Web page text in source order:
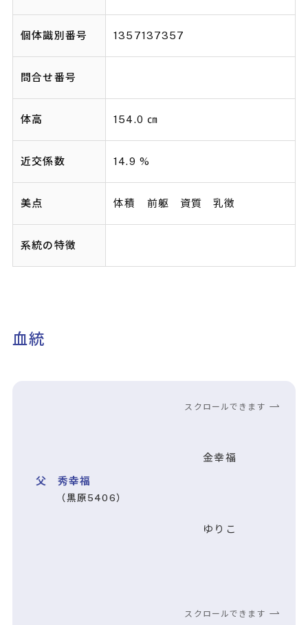
個体識別番号 1357137357
問合せ番号
体高 154.0 ㎝
近交係数 14.9 %
美点 体積 前躯 資質 乳徴
系統の特徴
血統
スクロールできます
父 秀幸福
（黒原5406）
金幸福
ゆりこ
スクロールできます